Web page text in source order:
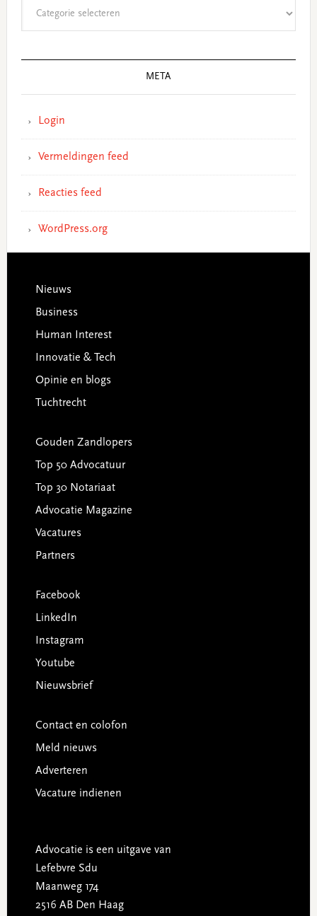
META
Login
Vermeldingen feed
Reacties feed
WordPress.org
Footer
Nieuws
Business
Human Interest
Innovatie & Tech
Opinie en blogs
Tuchtrecht
Gouden Zandlopers
Top 50 Advocatuur
Top 30 Notariaat
Advocatie Magazine
Vacatures
Partners
Facebook
LinkedIn
Instagram
Youtube
Nieuwsbrief
Contact en colofon
Meld nieuws
Adverteren
Vacature indienen
Advocatie is een uitgave van
Lefebvre Sdu
Maanweg 174
2516 AB Den Haag